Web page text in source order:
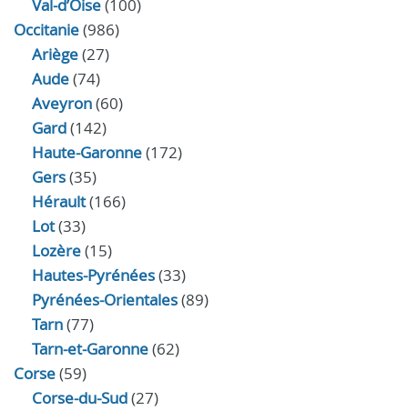
Val-d’Oise(100)
Occitanie(986)
Ariège(27)
Aude(74)
Aveyron(60)
Gard(142)
Haute-Garonne(172)
Gers(35)
Hérault(166)
Lot(33)
Lozère(15)
Hautes-Pyrénées(33)
Pyrénées-Orientales(89)
Tarn(77)
Tarn-et-Garonne(62)
Corse(59)
Corse-du-Sud(27)